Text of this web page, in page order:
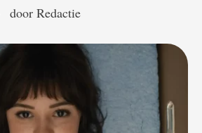
door Redactie